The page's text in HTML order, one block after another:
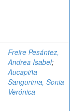
Freire Pesántez,
Andrea Isabel;
Aucapiña
Sangurima, Sonia
Verónica